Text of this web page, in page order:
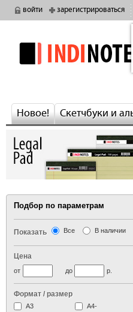
войти зарегистрироваться
indinotes
Новое! Скетчбуки и
Подбор по параметрам
Показать Все В наличии
Цена
до
от р.
Формат / размер
А3
А4-